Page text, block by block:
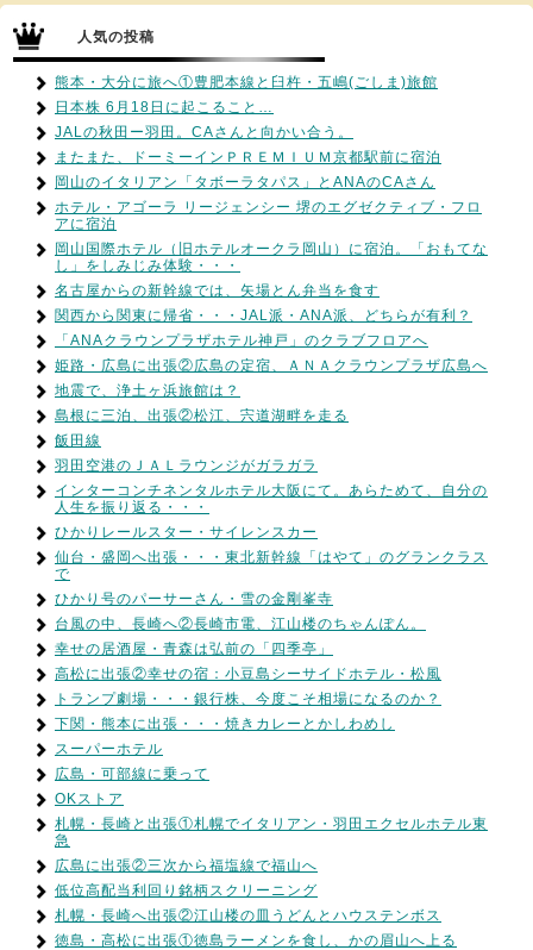
人気の投稿
熊本・大分に旅へ①豊肥本線と臼杵・五嶋(ごしま)旅館
日本株 6月18日に起こること…
JALの秋田ー羽田。CAさんと向かい合う。
またまた、ドーミーインＰＲＥＭＩＵＭ京都駅前に宿泊
岡山のイタリアン「タボーラタパス」とANAのCAさん
ホテル・アゴーラ リージェンシー 堺のエグゼクティブ・フロ
アに宿泊
岡山国際ホテル（旧ホテルオークラ岡山）に宿泊。「おもてな
し」をしみじみ体験・・・
名古屋からの新幹線では、矢場とん弁当を食す
関西から関東に帰省・・・JAL派・ANA派、どちらが有利？
「ANAクラウンプラザホテル神戸」のクラブフロアへ
姫路・広島に出張②広島の定宿、ＡＮＡクラウンプラザ広島へ
地震で、浄土ヶ浜旅館は？
島根に三泊、出張②松江、宍道湖畔を走る
飯田線
羽田空港のＪＡＬラウンジがガラガラ
インターコンチネンタルホテル大阪にて。あらためて、自分の
人生を振り返る・・・
ひかりレールスター・サイレンスカー
仙台・盛岡へ出張・・・東北新幹線「はやて」のグランクラス
で
ひかり号のパーサーさん・雪の金剛峯寺
台風の中、長崎へ②長崎市電、江山楼のちゃんぽん。
幸せの居酒屋・青森は弘前の「四季亭」
高松に出張②幸せの宿：小豆島シーサイドホテル・松風
トランプ劇場・・・銀行株、今度こそ相場になるのか？
下関・熊本に出張・・・焼きカレーとかしわめし
スーパーホテル
広島・可部線に乗って
OKストア
札幌・長崎と出張①札幌でイタリアン・羽田エクセルホテル東
急
広島に出張②三次から福塩線で福山へ
低位高配当利回り銘柄スクリーニング
札幌・長崎へ出張②江山楼の皿うどんとハウステンボス
徳島・高松に出張①徳島ラーメンを食し、かの眉山へ上る